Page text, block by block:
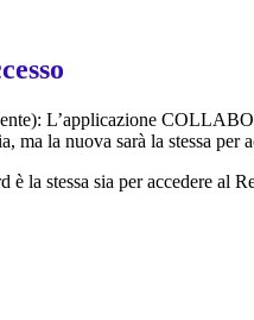
L’applicazione
ma la nuova sarà la stessa per
è la stessa sia per accedere al